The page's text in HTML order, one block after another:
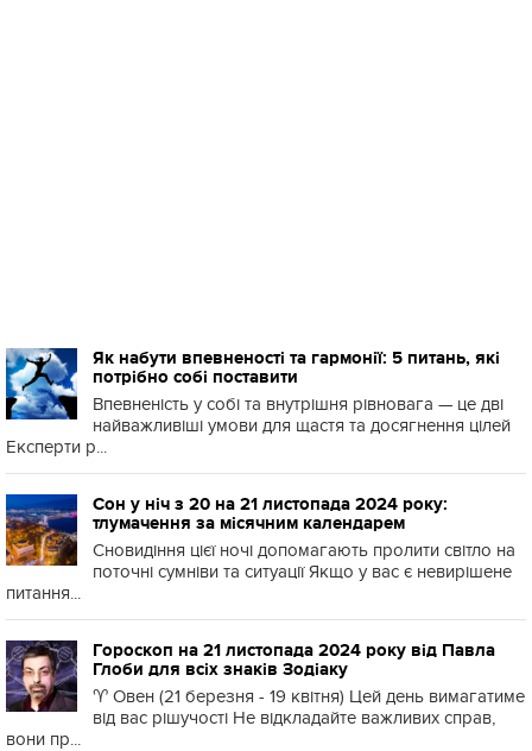
Як набути впевненості та гармонії: 5 питань, які
потрібно собі поставити
Впевненість у собі та внутрішня рівновага — це дві
найважливіші умови для щастя та досягнення цілей
Експерти р...
Сон у ніч з 20 на 21 листопада 2024 року:
тлумачення за місячним календарем
Сновидіння цієї ночі допомагають пролити світло на
поточні сумніви та ситуації Якщо у вас є невирішене
питання...
Гороскоп на 21 листопада 2024 року від Павла
Глоби для всіх знаків Зодіаку
♈️ Овен (21 березня - 19 квітня) Цей день вимагатиме
від вас рішучості Не відкладайте важливих справ,
вони пр...